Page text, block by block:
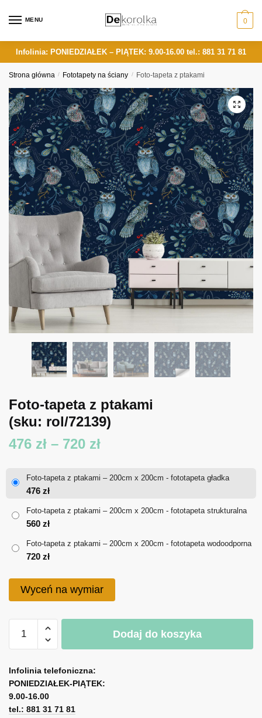
MENU 0
Infolinia: PONIEDZIAŁEK – PIĄTEK: 9.00-16.00 tel.: 881 31 71 81
Strona główna / Fototapety na ściany / Foto-tapeta z ptakami
Foto-tapeta z ptakami
(sku: rol/72139)
476 zł – 720 złZakres
476 zł
Foto-tapeta z ptakami – 200cm x 200cm - fototapeta gładka
476 zł
Foto-tapeta z ptakami – 200cm x 200cm - fototapeta strukturalna
560 zł
Foto-tapeta z ptakami – 200cm x 200cm - fototapeta wodoodporna
720 zł
Wyceń na wymiar
Foto-
z
ptakami
Dodaj do koszyka
l
t
e
r
Infolinia telefoniczna:
PONIEDZIAŁEK-PIĄTEK:
9.00-16.00
tel.: 881 31 71 81